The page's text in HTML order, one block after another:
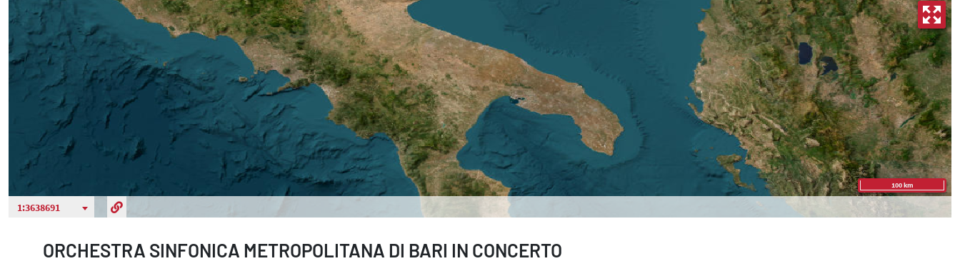
ORCHESTRA SINFONICA METROPOLITANA DI BARI IN CONCERTO